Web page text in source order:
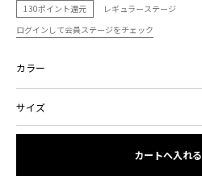
130ポイント還元
レギュラーステージ
ログインして会員ステージをチェック
カラー
サイズ
カートへ入れる